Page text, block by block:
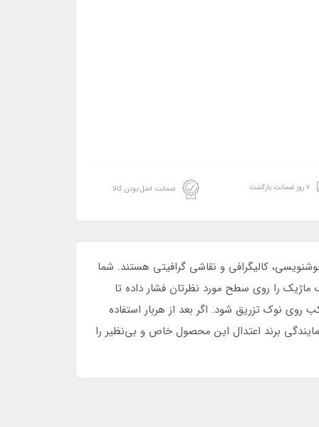
۷ روز ضمانت بازگشت ضمانت اصل بودن کالا
خوشنویسی، کالیگرافی و نقاشی گرافیتی هستند. شما
را روی سطح مورد نظرتان فشار داده تا
نوک تزریق شود. اگر بعد از هربار استفاده
برند اعتدال این محصول خاص و بی‌نظیر را